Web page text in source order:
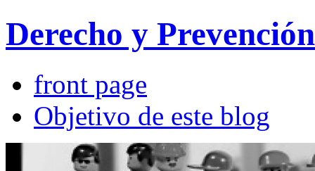
Derecho y
front page
Objetivo de este blog